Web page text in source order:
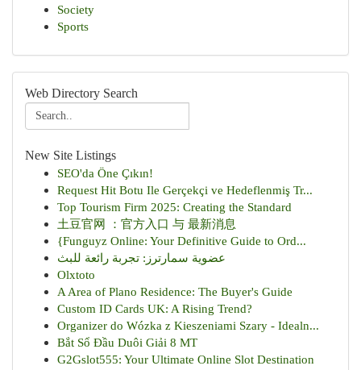
Society
Sports
Web Directory Search
New Site Listings
SEO'da Öne Çıkın!
Request Hit Botu Ile Gerçekçi ve Hedeflenmiş Tr...
Top Tourism Firm 2025: Creating the Standard
土豆官网 ：官方入口 与 最新消息
{Funguyz Online: Your Definitive Guide to Ord...
عضوية سمارترز: تجربة رائعة للبث
Olxtoto
A Area of Plano Residence: The Buyer's Guide
Custom ID Cards UK: A Rising Trend?
Organizer do Wózka z Kieszeniami Szary - Idealn...
Bắt Sổ Đầu Duôi Giải 8 MT
G2Gslot555: Your Ultimate Online Slot Destination